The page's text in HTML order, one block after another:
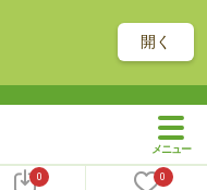
開く
0 0